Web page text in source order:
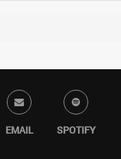
EMAIL SPOTIFY